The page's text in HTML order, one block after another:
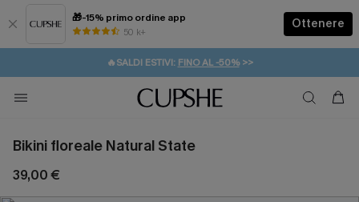
🎁-15% primo ordine app
50 k+
Ottenere
⚡️-15% SUGLI ESSENZIALI DA VACANZA | ACQUISTA
🔥SALDI ESTIVI: FINO AL -50%>>
🚚SPEDIZIONE GRATUITA DA 49€
💌REGALO PER I NUOVI: 20% DI SCONTO*
Bikini floreale Natural State
39,00 €